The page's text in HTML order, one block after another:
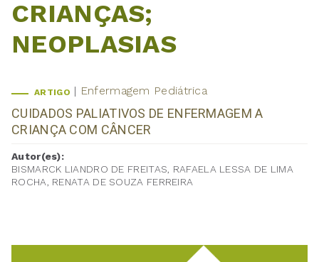
CRIANÇAS;
NEOPLASIAS
ARTIGO Enfermagem Pediátrica
CUIDADOS PALIATIVOS DE ENFERMAGEM A
CRIANÇA COM CÂNCER
Autor(es):
BISMARCK LIANDRO DE FREITAS, RAFAELA LESSA DE LIMA
ROCHA, RENATA DE SOUZA FERREIRA